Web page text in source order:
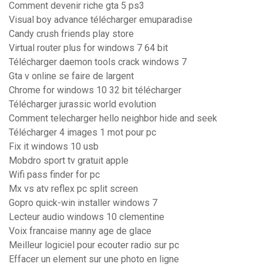
Comment devenir riche gta 5 ps3
Visual boy advance télécharger emuparadise
Candy crush friends play store
Virtual router plus for windows 7 64 bit
Télécharger daemon tools crack windows 7
Gta v online se faire de largent
Chrome for windows 10 32 bit télécharger
Télécharger jurassic world evolution
Comment telecharger hello neighbor hide and seek
Télécharger 4 images 1 mot pour pc
Fix it windows 10 usb
Mobdro sport tv gratuit apple
Wifi pass finder for pc
Mx vs atv reflex pc split screen
Gopro quick-win installer windows 7
Lecteur audio windows 10 clementine
Voix francaise manny age de glace
Meilleur logiciel pour ecouter radio sur pc
Effacer un element sur une photo en ligne